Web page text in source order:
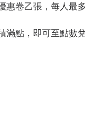
惠卷乙張，每人最
滿點，即可至點數